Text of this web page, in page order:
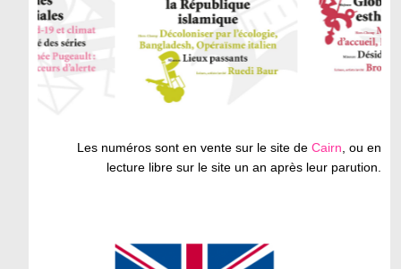
Les numéros sont en vente sur le site deCairn, ou en
lecture libre sur le site un an après leur parution.